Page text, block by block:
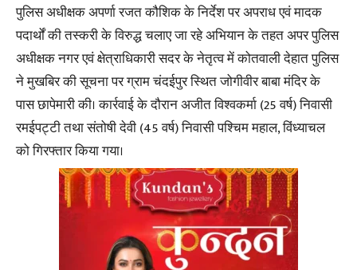
पुलिस अधीक्षक अपर्णा रजत कौशिक के निर्देश पर अपराध एवं मादक
पदार्थों की तस्करी के विरुद्ध चलाए जा रहे अभियान के तहत अपर पुलिस
अधीक्षक नगर एवं क्षेत्राधिकारी सदर के नेतृत्व में कोतवाली देहात पुलिस
ने मुखबिर की सूचना पर ग्राम चंदईपुर स्थित जोगीवीर बाबा मंदिर के
पास छापेमारी की। कार्रवाई के दौरान अजीत विश्वकर्मा (25 वर्ष) निवासी
रमईपट्टी तथा संतोषी देवी (45 वर्ष) निवासी पश्चिम महाल, विंध्याचल
को गिरफ्तार किया गया।